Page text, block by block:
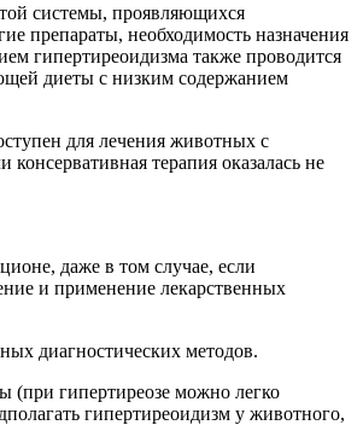
системы, проявляющихся
препараты, необходимость назначения
гипертиреоидизма также проводится
диеты с низким содержанием
для лечения животных с
терапия оказалась не
даже в том случае, если
и применение лекарственных
диагностических методов.
(при гипертиреозе можно легко
гипертиреоидизм у животного,